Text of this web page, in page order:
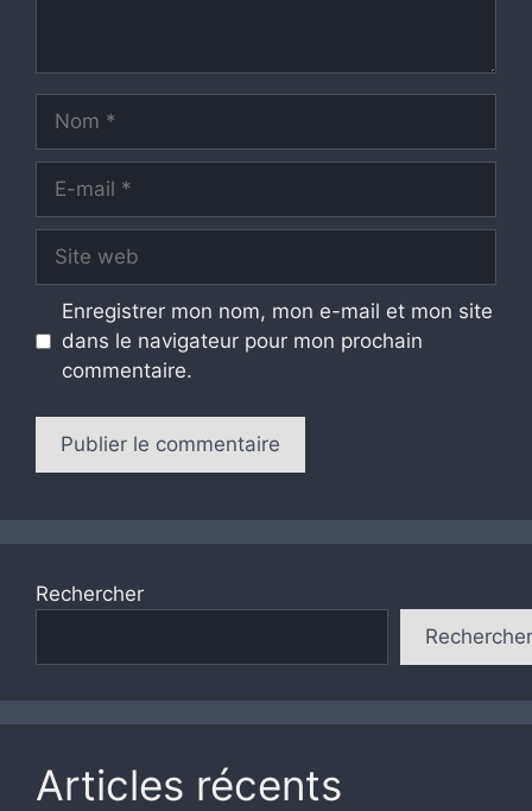
Nom
Site
Enregistrer mon nom, mon e-mail et mon site
dans le navigateur pour mon prochain
commentaire.
Rechercher
Rechercher
Articles récents